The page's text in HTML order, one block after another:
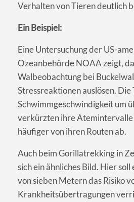
Verhalten von Tieren deutlich
Ein Beispiel:
Eine Untersuchung der US-
Ozeanbehörde NOAA zeigt,
Walbeobachtung bei
Stressreaktionen auslösen.
Schwimmgeschwindigkeit um
verkürzten ihre Atemintervalle
häufiger von ihren Routen ab.
Auch beim Gorillatrekking in
sich ein ähnliches Bild. Hier
von sieben Metern das Risiko
Krankheitsübertragungen